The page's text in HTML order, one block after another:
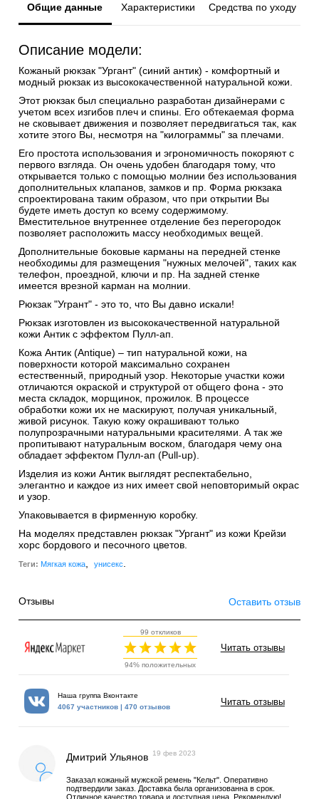
Общие данные Характеристики Средства по уходу
Описание модели:
Кожаный рюкзак "Ургант" (синий антик) - комфортный и
модный рюкзак из высококачественной натуральной кожи.
Этот рюкзак был специально разработан дизайнерами с
учетом всех изгибов плеч и спины. Его обтекаемая форма
не сковывает движения и позволяет передвигаться так, как
хотите этого Вы, несмотря на "килограммы" за плечами.
Его простота использования и эгрономичность покоряют с
первого взгляда. Он очень удобен благодаря тому, что
открывается только с помощью молнии без использования
дополнительных клапанов, замков и пр. Форма рюкзака
спроектирована таким образом, что при открытии Вы
будете иметь доступ ко всему содержимому.
Вместительное внутреннее отделение без перегородок
позволяет расположить массу необходимых вещей.
Дополнительные боковые карманы на передней стенке
необходимы для размещения "нужных мелочей", таких как
телефон, проездной, ключи и пр. На задней стенке
имеется врезной карман на молнии.
Рюкзак "Угрант" - это то, что Вы давно искали!
Рюкзак изготовлен из высококачественной натуральной
кожи Антик c эффектом Пулл-ап.
Кожа Антик (Antique) – тип натуральной кожи, на
поверхности которой максимально сохранен
естественный, природный узор. Некоторые участки кожи
отличаются окраской и структурой от общего фона - это
места складок, морщинок, прожилок. В процессе
обработки кожи их не маскируют, получая уникальный,
живой рисунок. Такую кожу окрашивают только
полупрозрачными натуральными красителями. А так же
пропитывают натуральным воском, благодаря чему она
обладает эффектом Пулл-ап (Pull-up).
Изделия из кожи Антик выглядят респектабельно,
элегантно и каждое из них имеет свой неповторимый окрас
и узор.
Упаковывается в фирменную коробку.
На моделях представлен рюкзак "Ургант" из кожи Крейзи
хорс бордового и песочного цветов.
Теги: Мягкая кожа унисекс
Отзывы Оставить отзыв
99 откликов
94% положительных
Читать отзывы
Наша группа Вконтакте
4067 участников | 470 отзывов
Читать отзывы
Дмитрий Ульянов 19 фев 2023
Заказал кожаный мужской ремень "Кельт". Оперативно
подтвердили заказ. Доставка была организованна в срок.
Отличное качество товара и доступная цена. Рекомендую!